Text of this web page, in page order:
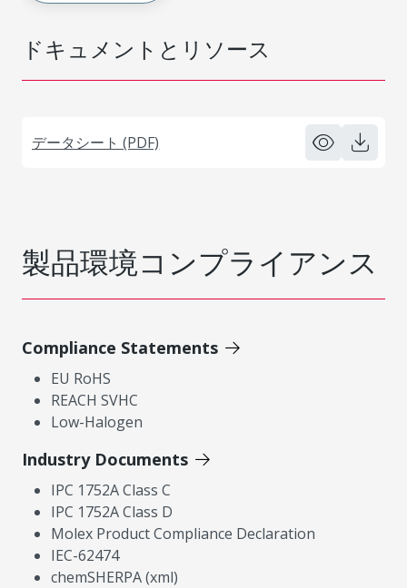
ドキュメントとリソース
データシート (PDF)
製品環境コンプライアンス
Compliance Statements
EU RoHS
REACH SVHC
Low-Halogen
Industry Documents
IPC 1752A Class C
IPC 1752A Class D
Molex Product Compliance Declaration
IEC-62474
chemSHERPA (xml)